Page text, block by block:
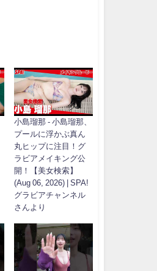
小島瑠那 - 小島瑠那、
プールに浮かぶ真ん
丸ヒップに注目！グ
ラビアメイキング公
開！【美女検索】
(Aug 06, 2026) | SPA!
グラビアチャンネル
さんより